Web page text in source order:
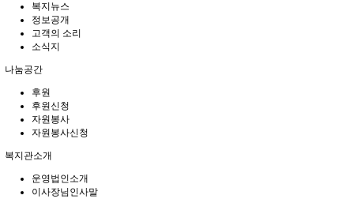
복지뉴스
정보공개
고객의 소리
소식지
나눔공간
후원
후원신청
자원봉사
자원봉사신청
복지관소개
운영법인소개
이사장님인사말